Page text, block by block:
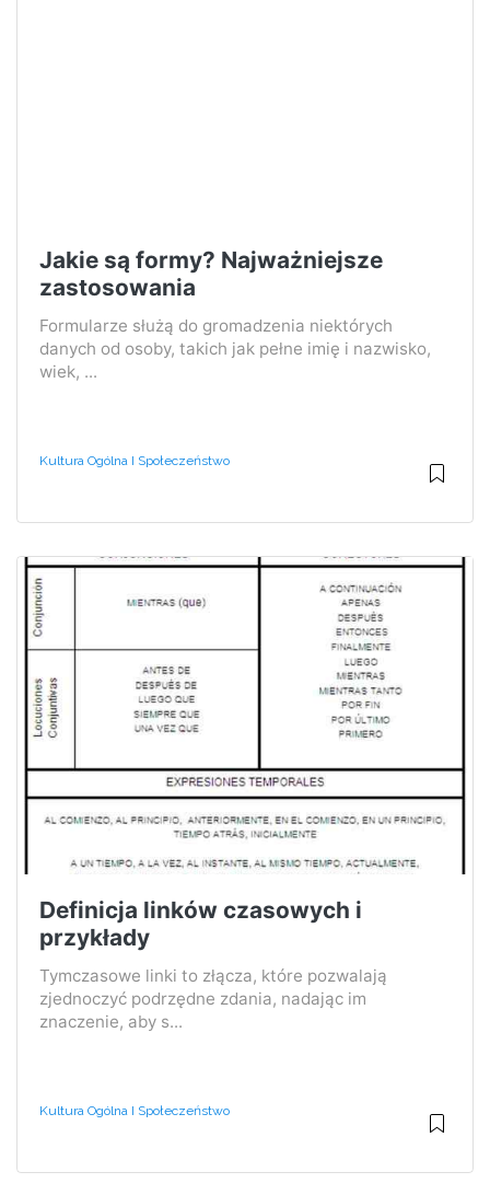
Jakie są formy? Najważniejsze
zastosowania
Formularze służą do gromadzenia niektórych
danych od osoby, takich jak pełne imię i nazwisko,
wiek, ...
Kultura Ogólna I Społeczeństwo
Definicja linków czasowych i
przykłady
Tymczasowe linki to złącza, które pozwalają
zjednoczyć podrzędne zdania, nadając im
znaczenie, aby s...
Kultura Ogólna I Społeczeństwo